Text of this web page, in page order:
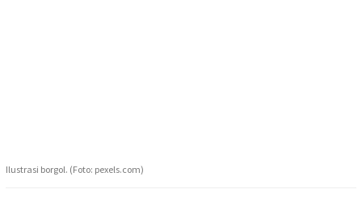
Ilustrasi borgol. (Foto: pexels.com)